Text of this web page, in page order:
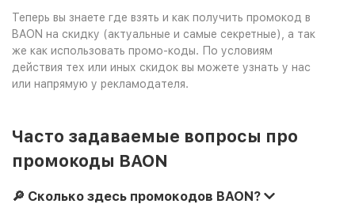
Теперь вы знаете где взять и как получить промокод в
BAON на скидку (актуальные и самые секретные), а так
же как использовать промо-коды. По условиям
действия тех или иных скидок вы можете узнать у нас
или напрямую у рекламодателя.
Часто задаваемые вопросы про
промокоды BAON
🔎 Сколько здесь промокодов BAON?